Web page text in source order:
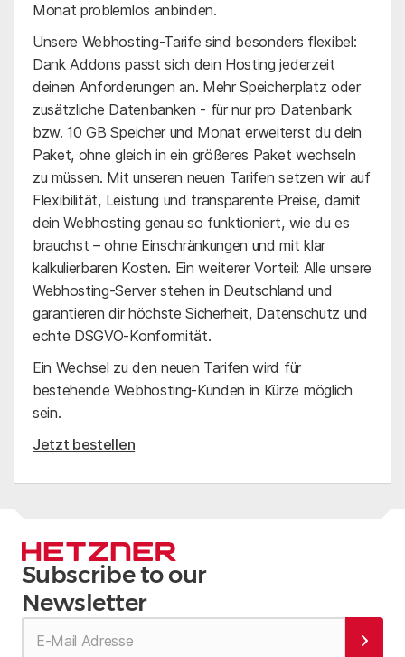
Monat problemlos anbinden.
Unsere Webhosting-Tarife sind besonders flexibel:
Dank Addons passt sich dein Hosting jederzeit
deinen Anforderungen an. Mehr Speicherplatz oder
zusätzliche Datenbanken - für nurpro Datenbank
bzw. 10 GB Speicher und Monat erweiterst du dein
Paket, ohne gleich in ein größeres Paket wechseln
zu müssen. Mit unseren neuen Tarifen setzen wir auf
Flexibilität, Leistung und transparente Preise, damit
dein Webhosting genau so funktioniert, wie du es
brauchst – ohne Einschränkungen und mit klar
kalkulierbaren Kosten. Ein weiterer Vorteil: Alle unsere
Webhosting-Server stehen in Deutschland und
garantieren dir höchste Sicherheit, Datenschutz und
echte DSGVO-Konformität.
Ein Wechsel zu den neuen Tarifen wird für
bestehende Webhosting-Kunden in Kürze möglich
sein.
Jetzt bestellen
Subscribe to our
Newsletter